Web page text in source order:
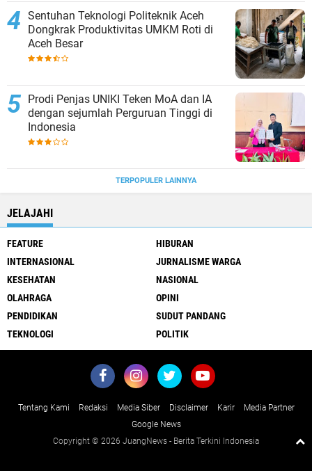
Sentuhan Teknologi Politeknik Aceh
Dongkrak Produktivitas UMKM Roti di
Aceh Besar
Prodi Penjas UNIKI Teken MoA dan IA
dengan sejumlah Perguruan Tinggi di
Indonesia
TERPOPULER LAINNYA
JELAJAHI
FEATURE
HIBURAN
INTERNASIONAL
JURNALISME WARGA
KESEHATAN
NASIONAL
OLAHRAGA
OPINI
PENDIDIKAN
SUDUT PANDANG
TEKNOLOGI
POLITIK
Tentang Kami Redaksi Media Siber Disclaimer Karir
Media Partner
Google News
Copyright © 2026 JuangNews - Berita Terkini Indonesia